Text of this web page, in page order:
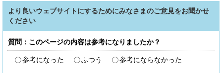
より良いウェブサイトにするためにみなさまのご意見をお聞かせ
ください
質問：このページの内容は参考になりましたか？
参考になった ふつう 参考にならなかった